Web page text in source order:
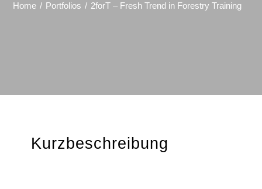
Home Portfolios 2forT – Fresh Trend in Forestry Training
Kurzbeschreibung